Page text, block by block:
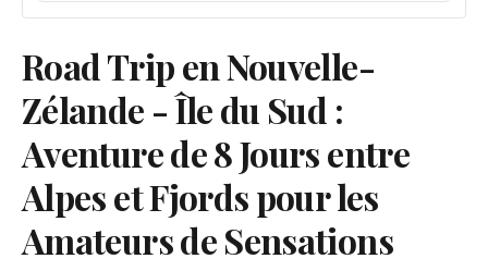
Road Trip en Nouvelle-
Zélande - Île du Sud :
Aventure de 8 Jours entre
Alpes et Fjords pour les
Amateurs de Sensations